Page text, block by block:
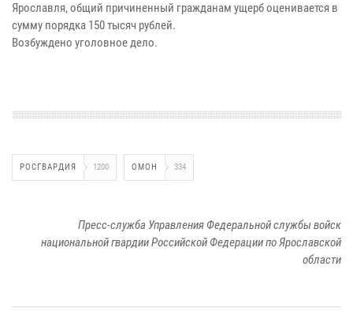
Ярославля, общий причиненный гражданам ущерб оценивается в
сумму порядка 150 тысяч рублей.
Возбуждено уголовное дело.
РОСГВАРДИЯ 1200 ОМОН 334
Пресс-служба Управления Федеральной службы войск
национальной гвардии Российской Федерации по Ярославской
области